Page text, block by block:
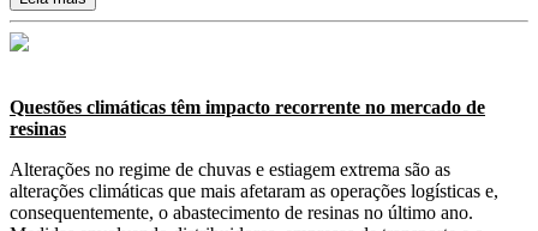
Questões climáticas têm impacto recorrente no mercado de
resinas
Alterações no regime de chuvas e estiagem extrema são as
alterações climáticas que mais afetaram as operações logísticas e,
consequentemente, o abastecimento de resinas no último ano.